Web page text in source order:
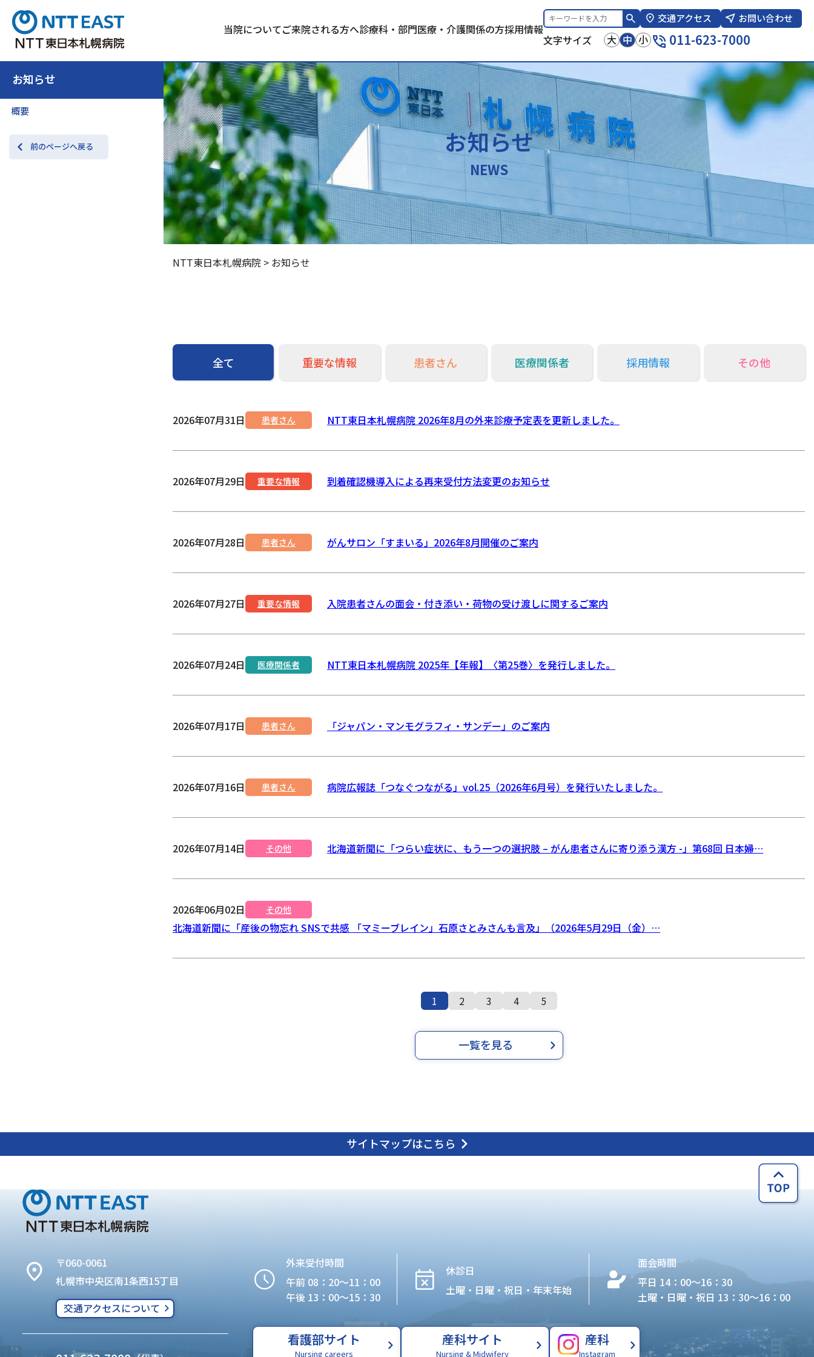
当院についてご来院される方へ診療科・部門医療・介護関係の方採用情報
交通アクセス お問い合わせ
文字サイズ 大 中 小 011-623-7000
お知らせ
概要
前のページへ戻る お知らせ
NEWS
NTT東日本札幌病院 > お知らせ
全て 重要な情報 患者さん 医療関係者 採用情報 その他
2026年07月31日 患者さん NTT東日本札幌病院 2026年8月の外来診療予定表を更新しました。
2026年07月29日 重要な情報 到着確認機導入による再来受付方法変更のお知らせ
2026年07月28日 患者さん がんサロン「すまいる」2026年8月開催のご案内
2026年07月27日 重要な情報 入院患者さんの面会・付き添い・荷物の受け渡しに関するご案内
2026年07月24日 医療関係者 NTT東日本札幌病院 2025年【年報】〈第25巻〉を発行しました。
2026年07月17日 患者さん 「ジャパン・マンモグラフィ・サンデー」のご案内
2026年07月16日 患者さん 病院広報誌「つなぐつながる」vol.25（2026年6月号）を発行いたしました。
2026年07月14日 その他 北海道新聞に「つらい症状に、もう一つの選択肢 – がん患者さんに寄り添う漢方 -」第68回 日本婦…
2026年06月02日 その他
北海道新聞に「産後の物忘れ SNSで共感 「マミーブレイン」石原さとみさんも言及」（2026年5月29日（金）…
1 2 3 4 5
一覧を見る
サイトマップはこちら
〒060-0061
札幌市中央区南1条西15丁目
交通アクセスについて
外来受付時間
午前 08：20〜11：00
午後 13：00〜15：30
休診日
土曜・日曜・祝日・年末年始
面会時間
平日 14：00〜16：30
土曜・日曜・祝日 13：30〜16：00
看護部サイト
Nursing careers
産科サイト
Nursing & Midwifery
産科
Instagram